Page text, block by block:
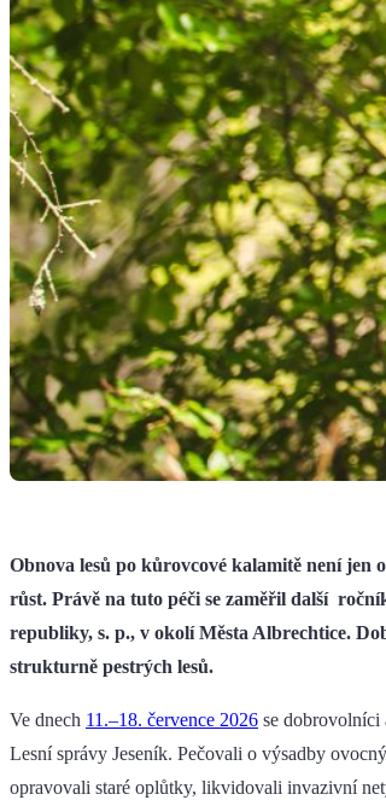
Obnova lesů po kůrovcové kalamitě není jen
růst. Právě na tuto péči se zaměřil další
republiky, s. p., v okolí Města Albrechtice.
strukturně pestrých lesů.
Ve dnech 11.–18. července 2026 se dobrovolníci
Lesní správy Jeseník. Pečovali o výsadby
opravovali staré oplůtky, likvidovali invazivní